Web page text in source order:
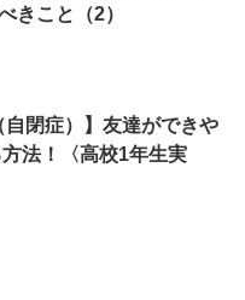
きこと（2）
自閉症）】友達ができや
法！〈高校1年生実